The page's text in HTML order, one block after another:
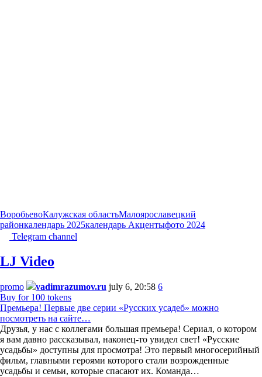
ВоробьевоКалужская областьМалоярославецкий
районкалендарь 2025календарь Акцентыфото 2024
Telegram channel
LJ Video
promo vadimrazumov.ru july 6, 20:58 6
Buy for 100 tokens
Премьера! Первые две серии «Русских усадеб» можно
посмотреть на сайте…
Друзья, у нас с коллегами большая премьера! Сериал, о котором
я вам давно рассказывал, наконец-то увидел свет! «Русские
усадьбы» доступны для просмотра! Это первый многосерийный
фильм, главными героями которого стали возрожденные
усадьбы и семьи, которые спасают их. Команда…